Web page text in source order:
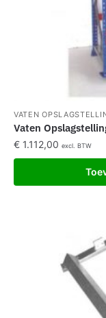
VATEN
Vaten
€ 1.112,00 excl. BTW